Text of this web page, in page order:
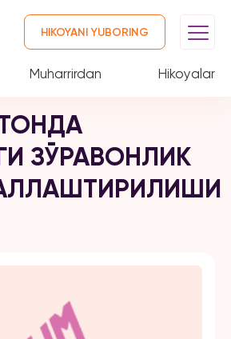
Muharrirdan Hikoyalar
HIKOYANI YUBORING
ЗЎРАВОНЛИК